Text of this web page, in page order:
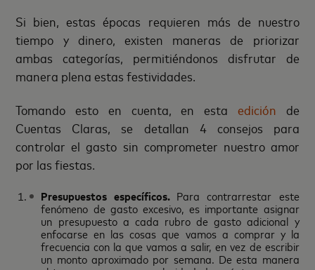
Si bien, estas épocas requieren más de nuestro
tiempo y dinero, existen maneras de priorizar
ambas categorías, permitiéndonos disfrutar de
manera plena estas festividades.
Tomando esto en cuenta, en esta edición de
Cuentas Claras, se detallan 4 consejos para
controlar el gasto sin comprometer nuestro amor
por las fiestas.
Presupuestos específicos. Para contrarrestar este
fenómeno de gasto excesivo, es importante asignar
un presupuesto a cada rubro de gasto adicional y
enfocarse en las cosas que vamos a comprar y la
frecuencia con la que vamos a salir, en vez de escribir
un monto aproximado por semana. De esta manera